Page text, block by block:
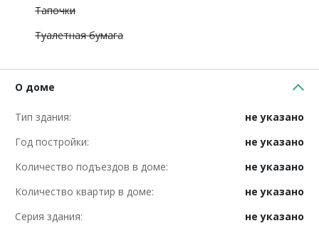
Тапочки
Туалетная бумага
О доме
Тип здания:
не указано
Год постройки:
не указано
Количество подъездов в доме:
не указано
Количество квартир в доме:
не указано
Серия здания:
не указано